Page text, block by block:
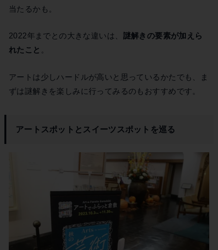
当たるかも。
2022年までとの大きな違いは、 謎解きの要素が加えら
れたこと 。
アートは少しハードルが高いと思っているかたでも、ま
ずは謎解きを楽しみに行ってみるのもおすすめです。
アートスポットとスイーツスポットを巡る